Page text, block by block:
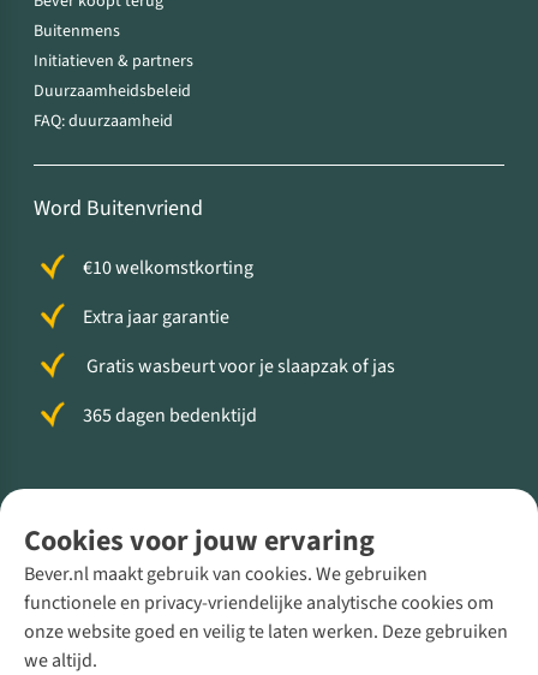
Cookies voor jouw ervaring
Bever.nl maakt gebruik van cookies. We gebruiken
functionele en privacy-vriendelijke analytische cookies om
onze website goed en veilig te laten werken. Deze gebruiken
we altijd.
Buitenmens
Initiatieven & partners
Duurzaamheidsbeleid
FAQ: duurzaamheid
Word Buitenvriend
€10 welkomstkorting
Extra jaar garantie
Gratis wasbeurt voor je slaapzak of jas
365 dagen bedenktijd
Direct advies van een Buitenexpert